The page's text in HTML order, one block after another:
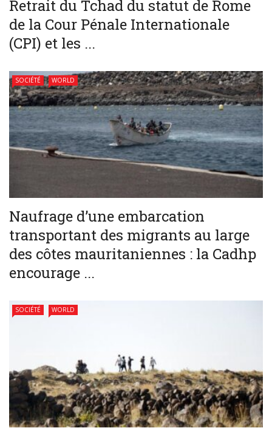
Retrait du Tchad du statut de Rome
de la Cour Pénale Internationale
(CPI) et les ...
SOCIÉTÉ WORLD
Naufrage d’une embarcation
transportant des migrants au large
des côtes mauritaniennes : la Cadhp
encourage ...
SOCIÉTÉ WORLD